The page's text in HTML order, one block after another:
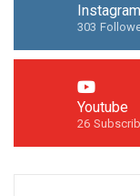
Instagram
303
Youtube
26